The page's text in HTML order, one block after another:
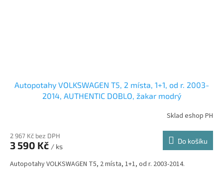
Autopotahy VOLKSWAGEN T5, 2 místa, 1+1, od r. 2003-
2014, AUTHENTIC DOBLO, žakar modrý
Sklad eshop PH
2 967 Kč bez DPH
3 590 Kč / ks
Do košíku
Autopotahy VOLKSWAGEN T5, 2 místa, 1+1, od r. 2003-2014.